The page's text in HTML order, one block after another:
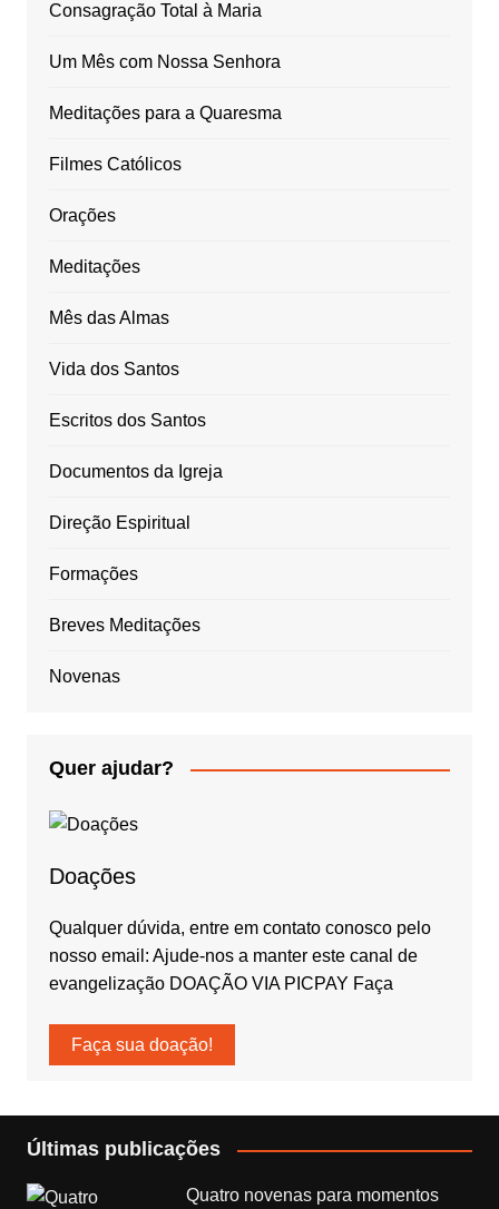
Consagração Total à Maria
Um Mês com Nossa Senhora
Meditações para a Quaresma
Filmes Católicos
Orações
Meditações
Mês das Almas
Vida dos Santos
Escritos dos Santos
Documentos da Igreja
Direção Espiritual
Formações
Breves Meditações
Novenas
Quer ajudar?
Doações
Qualquer dúvida, entre em contato conosco pelo
nosso email: Ajude-nos a manter este canal de
evangelização DOAÇÃO VIA PICPAY Faça
Faça sua doação!
Últimas publicações
Quatro novenas para momentos